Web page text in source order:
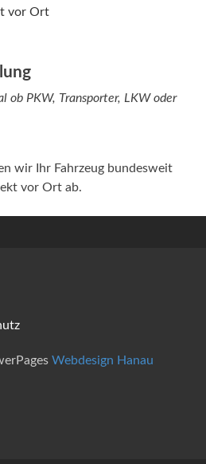
vor Ort
ob PKW, Transporter, LKW oder
wir Ihr Fahrzeug bundesweit
vor Ort ab.
Webdesign Hanau